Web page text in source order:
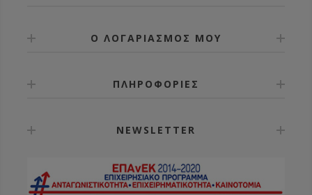
Ο ΛΟΓΑΡΙΑΣΜΟΣ ΜΟΥ
ΠΛΗΡΟΦΟΡΙΕΣ
NEWSLETTER